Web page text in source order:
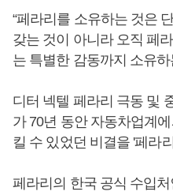
“페라리를 소유하는 것은
갖는 것이 아니라 오직 페
는 특별한 감동까지 소유하
디터 넥텔 페라리 극동 및
가 70년 동안 자동차업계
킬 수 있었던 비결을 '페라
페라리의 한국 공식 수입